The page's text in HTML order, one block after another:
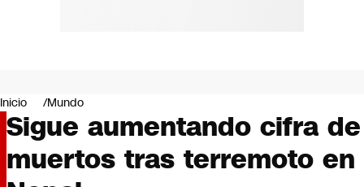
Negocios
Deportes
Programas completos
Cultura
Servicios
Inicio Mundo
Sigue aumentando cifra de
muertos tras terremoto en